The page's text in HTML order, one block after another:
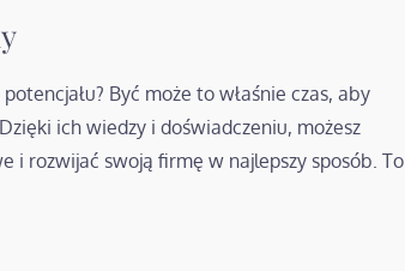
Być może to właśnie czas, aby
ich wiedzy i doświadczeniu, możesz
i rozwijać swoją firmę w najlepszy sposób. To